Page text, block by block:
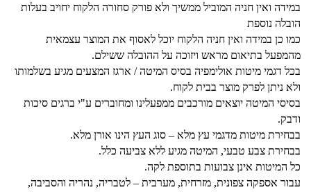
במידה ואין חניה המוביל ממשיך ולא פורק סחורה הלקוח יחויב בעלות
הובלה נוספת
כמו כן במידה ואין חניה הלקוח יוכל לאסוף את המוצר עצמאית
מהמפעל בתיאום מראש ויזוכה על ההובלה ששילם.
בכל דגמי מיטות אולימפיה בסיס המיטה / ארגז המצעים מגיע בשלמותו
ולא ניתן לפרק מוצר בבית לקוח.
בסיסי המיטה יוצאים מורכבים ממפעלינו ומחוברים ע"י ברגים סיכות
ודבק.
בבחירת מיטות מדגמי עץ מלא – סוג העץ הינו אורן מלא.
בבחירת צבע טבעי, המיטה מגיע ללא צביעה כלל.
כל המיטות אינן צבועות בתוספת לקה.
עבור אספקה צפונית, מזרחית, מערבית – לטבריה, נהריה והסביבה,